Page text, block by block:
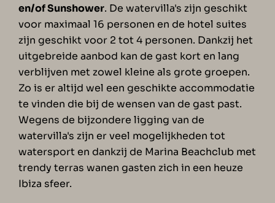
en/of Sunshower. De watervilla's zijn geschikt
voor maximaal 16 personen en de hotel suites
zijn geschikt voor 2 tot 4 personen. Dankzij het
uitgebreide aanbod kan de gast kort en lang
verblijven met zowel kleine als grote groepen.
Zo is er altijd wel een geschikte accommodatie
te vinden die bij de wensen van de gast past.
Wegens de bijzondere ligging van de
watervilla's zijn er veel mogelijkheden tot
watersport en dankzij de Marina Beachclub met
trendy terras wanen gasten zich in een heuze
Ibiza sfeer.